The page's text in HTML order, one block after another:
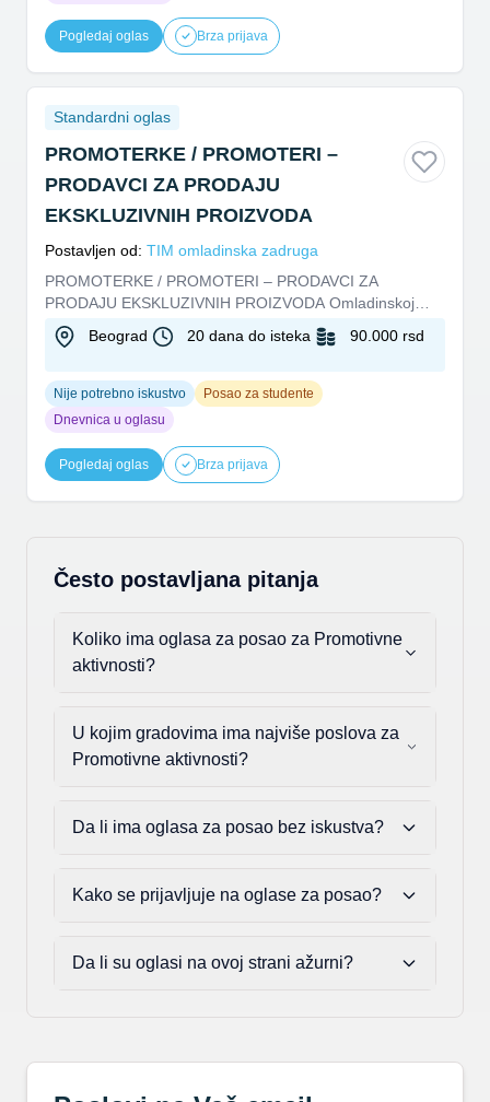
Pogledaj oglas Brza prijava
Standardni oglas
PROMOTERKE / PROMOTERI –
PRODAVCI ZA PRODAJU
EKSKLUZIVNIH PROIZVODA
Postavljen od: TIM omladinska zadruga
PROMOTERKE / PROMOTERI – PRODAVCI ZA
PRODAJU EKSKLUZIVNIH PROIZVODA Omladinskoj
zadruzi TIM potrebno je više promoterki...
Beograd 20 dana do isteka 90.000 rsd
Nije potrebno iskustvo
Posao za studente
Dnevnica u oglasu
Pogledaj oglas Brza prijava
Često postavljana pitanja
Koliko ima oglasa za posao za Promotivne
aktivnosti?
U kojim gradovima ima najviše poslova za
Promotivne aktivnosti?
Da li ima oglasa za posao bez iskustva?
Kako se prijavljuje na oglase za posao?
Da li su oglasi na ovoj strani ažurni?